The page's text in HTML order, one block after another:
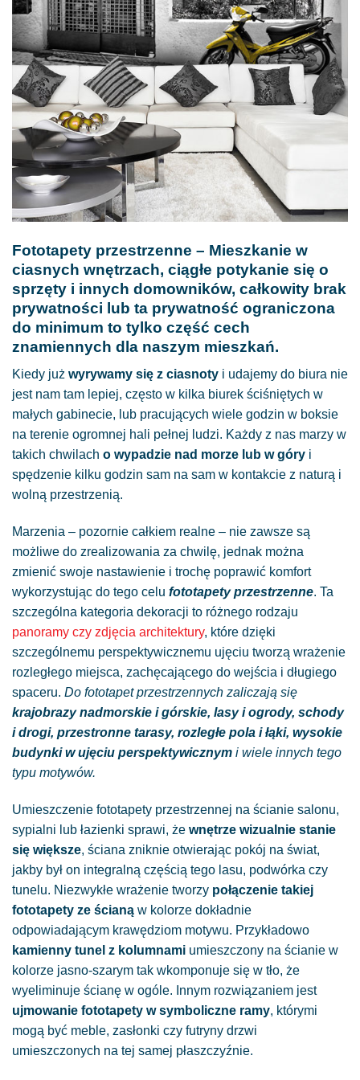
Fototapety przestrzenne – Mieszkanie w
ciasnych wnętrzach, ciągłe potykanie się o
sprzęty i innych domowników, całkowity brak
prywatności lub ta prywatność ograniczona
do minimum to tylko część cech
znamiennych dla naszym mieszkań.
Kiedy już wyrywamy się z ciasnoty i udajemy do biura nie
jest nam tam lepiej, często w kilka biurek ściśniętych w
małych gabinecie, lub pracujących wiele godzin w boksie
na terenie ogromnej hali pełnej ludzi. Każdy z nas marzy w
takich chwilach o wypadzie nad morze lub w góry i
spędzenie kilku godzin sam na sam w kontakcie z naturą i
wolną przestrzenią.
Marzenia – pozornie całkiem realne – nie zawsze są
możliwe do zrealizowania za chwilę, jednak można
zmienić swoje nastawienie i trochę poprawić komfort
wykorzystując do tego celu fototapety przestrzenne. Ta
szczególna kategoria dekoracji to różnego rodzaju
panoramy czy zdjęcia architektury, które dzięki
szczególnemu perspektywicznemu ujęciu tworzą wrażenie
rozległego miejsca, zachęcającego do wejścia i długiego
spaceru. Do fototapet przestrzennych zaliczają się
krajobrazy nadmorskie i górskie, lasy i ogrody, schody
i drogi, przestronne tarasy, rozległe pola i łąki, wysokie
budynki w ujęciu perspektywicznym i wiele innych tego
typu motywów.
Umieszczenie fototapety przestrzennej na ścianie salonu,
sypialni lub łazienki sprawi, że wnętrze wizualnie stanie
się większe, ściana zniknie otwierając pokój na świat,
jakby był on integralną częścią tego lasu, podwórka czy
tunelu. Niezwykłe wrażenie tworzy połączenie takiej
fototapety ze ścianą w kolorze dokładnie
odpowiadającym krawędziom motywu. Przykładowo
kamienny tunel z kolumnami umieszczony na ścianie w
kolorze jasno-szarym tak wkomponuje się w tło, że
wyeliminuje ścianę w ogóle. Innym rozwiązaniem jest
ujmowanie fototapety w symboliczne ramy, którymi
mogą być meble, zasłonki czy futryny drzwi
umieszczonych na tej samej płaszczyźnie.